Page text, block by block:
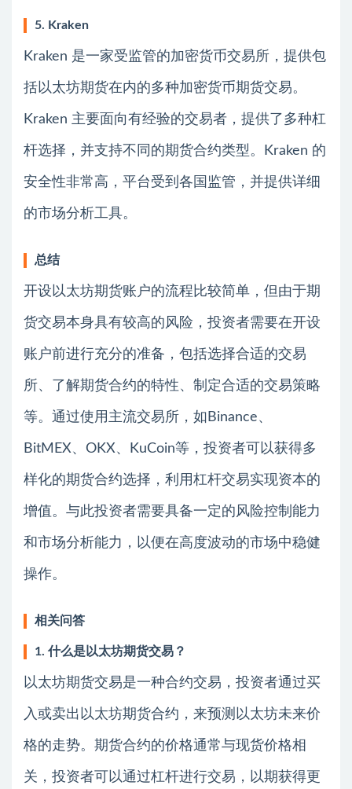
5. Kraken
Kraken 是一家受监管的加密货币交易所，提供包
括以太坊期货在内的多种加密货币期货交易。
Kraken 主要面向有经验的交易者，提供了多种杠
杆选择，并支持不同的期货合约类型。Kraken 的
安全性非常高，平台受到各国监管，并提供详细
的市场分析工具。
总结
开设以太坊期货账户的流程比较简单，但由于期
货交易本身具有较高的风险，投资者需要在开设
账户前进行充分的准备，包括选择合适的交易
所、了解期货合约的特性、制定合适的交易策略
等。通过使用主流交易所，如Binance、
BitMEX、OKX、KuCoin等，投资者可以获得多
样化的期货合约选择，利用杠杆交易实现资本的
增值。与此投资者需要具备一定的风险控制能力
和市场分析能力，以便在高度波动的市场中稳健
操作。
相关问答
1. 什么是以太坊期货交易？
以太坊期货交易是一种合约交易，投资者通过买
入或卖出以太坊期货合约，来预测以太坊未来价
格的走势。期货合约的价格通常与现货价格相
关，投资者可以通过杠杆进行交易，以期获得更